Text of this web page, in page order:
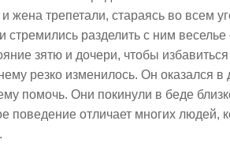
жена трепетали, стараясь во всем
разделить с ним
зятю и дочери, чтобы
резко изменилось. Он оказался
помочь. Они покинули в беде
поведение отличает многих людей,